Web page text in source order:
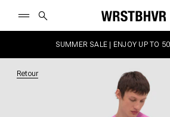
SUMMER SALE | ENJOY UP TO
Retour